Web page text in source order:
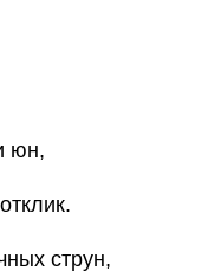
юн,
струн,